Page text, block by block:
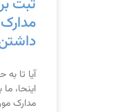
آیا تا
اینحا،
مدارک